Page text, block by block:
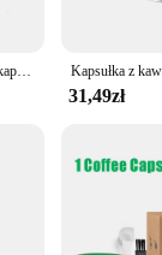
Adapter do kawy Dolce Gusto kapsułka wielokrotnego użytku kompatybilny z akcesoriami do kawy Genio S / Piccolo XS ekspres do kawy Espresso
31,49zł